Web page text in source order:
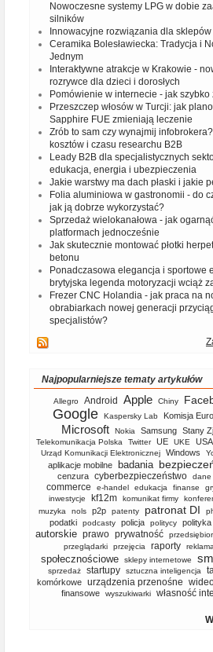
Nowoczesne systemy LPG w dobie
silników
Innowacyjne rozwiązania dla
Ceramika Bolesławiecka: Tradycja i
Jednym
Interaktywne atrakcje w Krakowie -
rozrywce dla dzieci i dorosłych
Pomówienie w internecie - jak
Przeszczep włosów w Turcji: jak
Sapphire FUE zmieniają leczenie
Zrób to sam czy wynajmij
kosztów i czasu researchu B2B
Leady B2B dla specjalistycznych
edukacja, energia i ubezpieczenia
Jakie warstwy ma dach płaski i jakie
Folia aluminiowa w gastronomii - do
jak ją dobrze wykorzystać?
Sprzedaż wielokanałowa - jak
platformach jednocześnie
Jak skutecznie montować płotki
betonu
Ponadczasowa elegancja i sportowe
brytyjska legenda motoryzacji wciąż
Frezer CNC Holandia - jak praca na
obrabiarkach nowej generacji
specjalistów?
Najpopularniejsze tematy artykułów
Allegro Android Apple Chiny
Google Kaspersky Lab Komisja
Microsoft Nokia Samsung Stany
Telekomunikacja Polska Twitter UE UKE USA
Urząd Komunikacji Elektronicznej Windows
aplikacje mobilne badania
cenzura cyberbezpieczeństwo dane
commerce
e-handel edukacja finanse
inwestycje kf12m komunikat firmy
muzyka nols p2p patenty patronat DI
podatki podcasty policja politycy polityka
autorskie prawo prywatność
przeglądarki
przejęcia raporty reklama
społecznościowe
sklepy internetowe
sprzedaż
startupy sztuczna inteligencja
komórkowe
urządzenia przenośne
finansowe
wyszukiwarki własność